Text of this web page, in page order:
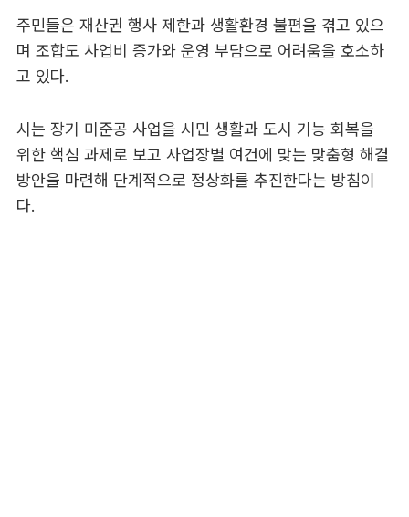
주민들은 재산권 행사 제한과 생활환경 불편을 겪고 있으
며 조합도 사업비 증가와 운영 부담으로 어려움을 호소하
고 있다.
시는 장기 미준공 사업을 시민 생활과 도시 기능 회복을
위한 핵심 과제로 보고 사업장별 여건에 맞는 맞춤형 해결
방안을 마련해 단계적으로 정상화를 추진한다는 방침이
다.